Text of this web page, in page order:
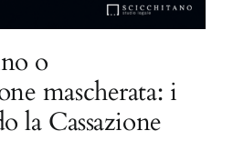
o
mascherata: i
la Cassazione